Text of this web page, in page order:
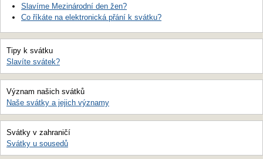
Slavíme Mezinárodní den žen?
Co říkáte na elektronická přání k svátku?
Tipy k svátku
Slavíte svátek?
Význam našich svátků
Naše svátky a jejich významy
Svátky v zahraničí
Svátky u sousedů